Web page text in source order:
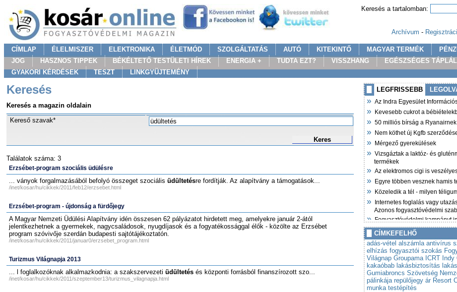
Keresés a tartalomban:
Archívum -
CÍMLAP ÉLELMISZER ELEKTRONIKA ÉLETMÓD SZOLGÁLTATÁS AUTÓ KITEKINTŐ MAGYAR TERMÉK
JOG
HASZNOS TIPPEK BÉKÉLTETŐ TESTÜLETI HÍREK ENERGIA + TUDTA EZT? VISSZHANG
EGÉSZSÉGES
GYAKORI KÉRDÉSEK
TESZT LINKGYÜJTEMÉNY
Keresés
Keresés a magazin oldalain
Kereső szavak*
Keres
Találatok száma: 3
Erzsébet-program szociális üdülésre
... ványok forgalmazásából befolyó összeget szociális üdültetésre fordítják. Az alapítvány a támogatások...
/inet/kosar/hu/cikkek/2011/feb12/erzsebet.html
Erzsébet-program - újdonság a fürdőjegy
A Magyar Nemzeti Üdülési Alapítvány idén összesen 62 pályázatot hirdetett meg, amelyekre január 2-ától
jelentkezhetnek a gyermekek, nagycsaládosok, nyugdíjasok és a fogyatékossággal élők - közölte az Erzsébet
program szóvivője szerdán budapesti sajtótájékoztatón.
/inet/kosar/hu/cikkek/2011/januar0/erzsebet_program.html
Turizmus Világnapja 2013
... l foglalkozóknak alkalmazkodnia: a szakszervezeti üdültetés és központi forrásból finanszírozott szo...
/inet/kosar/hu/cikkek/2011/szeptember13/turizmus_vilagnapja.html
LEGFRISSEBB
» Az Indra Egyesület
» Kevesebb cukrot a
» 50 milliós bírság a Ryanairnek
» Nem köthet új Kgfb
» Mérgező gyerekülések
» Vizsgáztak a laktóz- és
termékek
» Az elektromos cigi is
» Egyre többen vesznek hamis
» Közeledik a tél - milyen
»
Internetes foglalás vagy
Azonos fogyasztóvédelmi
» Fogyasztóvédelmi kampányt
» Autót venne? Lebuktathatja a
» Tovább szigorodnak az
vonatkozó szabályok
CÍMKEFELHŐ
adás-vétel alszámla antivírus
elhízás fogyasztói szokás
Világnap Groupama ICRT Indy
kakaóbab lakásbiztosítás
Gumiabroncs Szövetség
pálinkája repülőjegy ár Resort
munka testépítés